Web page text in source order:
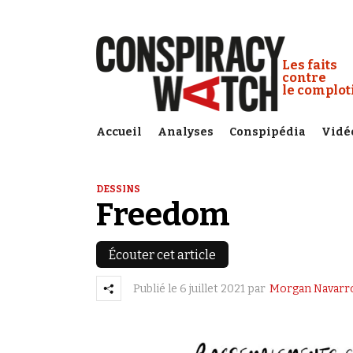
Conspiracy
Les faits
contre
le
Accueil Analyses Conspipédia
DESSINS
Freedom
Écouter cet article
Publié le 6 juillet 2021 par Morgan